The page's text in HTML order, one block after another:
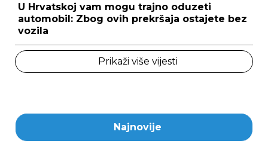
U Hrvatskoj vam mogu trajno oduzeti
automobil: Zbog ovih prekršaja ostajete bez
vozila
Prikaži više vijesti
Najnovije